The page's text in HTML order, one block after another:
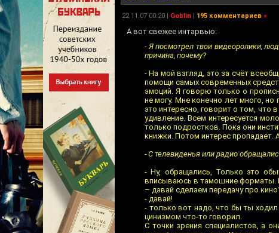
22.11.07 00:20 | Goblin | 195 комментариев »
А вот свежее интарвью:
- Я посмотрел твои видеоролики,
причина, почему?
- На мой взгляд, это за счёт
помощи самых современных
эмоций. Я говорю только о
не могу. Мне конечно лет много,
это интересно, говорит о том,
удивление. Всем интересуется
только подростков. Пока они
книжки. Потом интерес пропадает.
- С телевиденья или радио
- Ну, обращались, Только это
вписываюсь в тамошние форматы.
– давай сделаем передачу про
- давай!
- только вот надо, что бы ты
цинизмом что-то говорил.
С точки зрения специалистов, а